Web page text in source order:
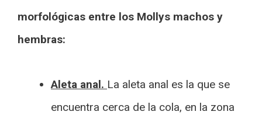
morfológicas entre los Mollys machos y
hembras:
Aleta anal. La aleta anal es la que se
encuentra cerca de la cola, en la zona